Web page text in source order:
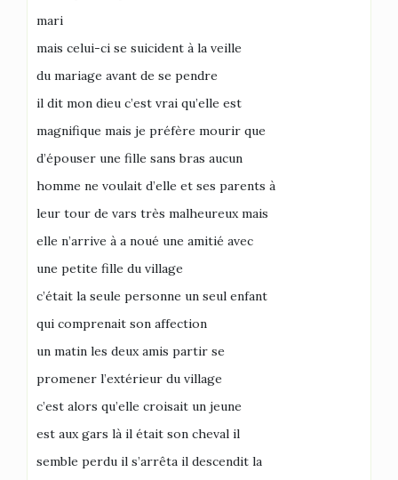
mari
mais celui-ci se suicident à la veille
du mariage avant de se pendre
il dit mon dieu c’est vrai qu’elle est
magnifique mais je préfère mourir que
d’épouser une fille sans bras aucun
homme ne voulait d’elle et ses parents à
leur tour de vars très malheureux mais
elle n’arrive à a noué une amitié avec
une petite fille du village
c’était la seule personne un seul enfant
qui comprenait son affection
un matin les deux amis partir se
promener l’extérieur du village
c’est alors qu’elle croisait un jeune
est aux gars là il était son cheval il
semble perdu il s’arrêta il descendit la